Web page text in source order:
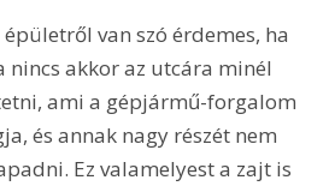
van szó érdemes, ha
nincs akkor az utcára minél
ami a gépjármű-forgalom
és annak nagy részét nem
Ez valamelyest a zajt is